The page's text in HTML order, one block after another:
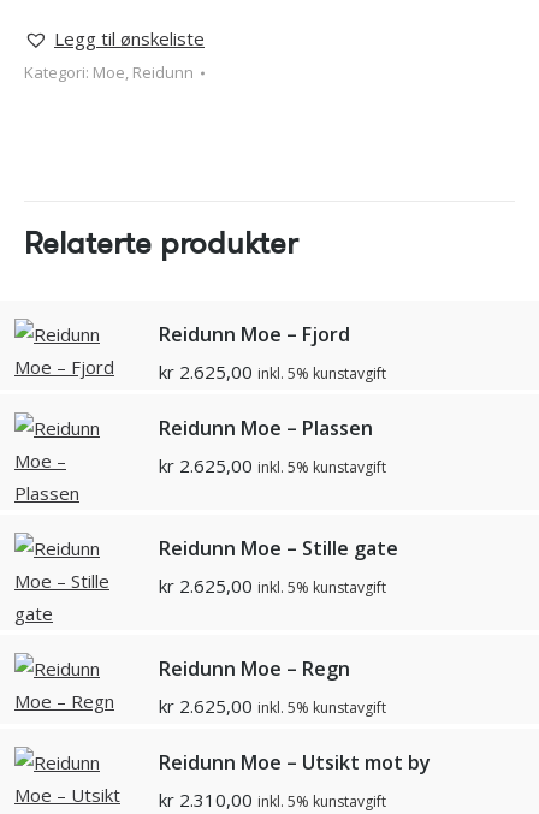
Legg til ønskeliste
Kategori: Moe, Reidunn
Relaterte produkter
Reidunn Moe – Fjord
kr 2.625,00 inkl. 5% kunstavgift
Reidunn Moe – Plassen
kr 2.625,00 inkl. 5% kunstavgift
Reidunn Moe – Stille gate
kr 2.625,00 inkl. 5% kunstavgift
Reidunn Moe – Regn
kr 2.625,00 inkl. 5% kunstavgift
Reidunn Moe – Utsikt mot by
kr 2.310,00 inkl. 5% kunstavgift